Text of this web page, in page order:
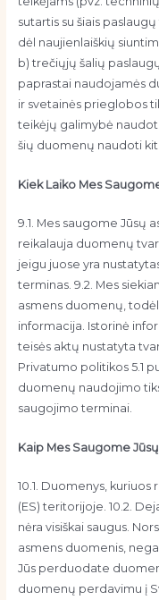
sutartis su šiais
dėl naujienlaiškių
b) trečiųjų šalių
paprastai naudojamės
ir svetainės prieglobos
teikėjų galimybė
šių duomenų naudoti
Kiek Laiko Mes
9.1. Mes saugome Jūsų
reikalauja duomenų
jeigu juose yra
terminas. 9.2. Mes
asmens duomenų,
informacija. Istorinė
teisės aktų nustatyta
Privatumo politikos 5.1
duomenų naudojimo
saugojimo terminai.
Kaip Mes Saugome
10.1. Duomenys,
(ES) teritorijoje. 10.2.
nėra visiškai saugus.
asmens duomenis,
Jūs perduodate
duomenų perdavimu į